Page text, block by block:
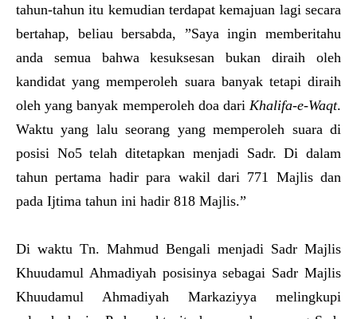
tahun-tahun itu kemudian terdapat kemajuan lagi secara
bertahap, beliau bersabda, ”Saya ingin memberitahu
anda semua bahwa kesuksesan bukan diraih oleh
kandidat yang memperoleh suara banyak tetapi diraih
oleh yang banyak memperoleh doa dari Khalifa-e-Waqt.
Waktu yang lalu seorang yang memperoleh suara di
posisi No5 telah ditetapkan menjadi Sadr. Di dalam
tahun pertama hadir para wakil dari 771 Majlis dan
pada Ijtima tahun ini hadir 818 Majlis.”
Di waktu Tn. Mahmud Bengali menjadi Sadr Majlis
Khuudamul Ahmadiyah posisinya sebagai Sadr Majlis
Khuudamul Ahmadiyah Markaziyya melingkupi